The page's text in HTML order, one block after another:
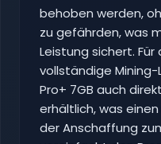
behoben werden,
zu gefährden, was
Leistung sichert.
vollständige Mining-
Pro+ 7GB auch
erhältlich, was
der Anschaffung